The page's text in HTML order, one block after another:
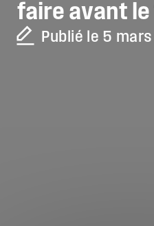
faire avant le
Publié le 5